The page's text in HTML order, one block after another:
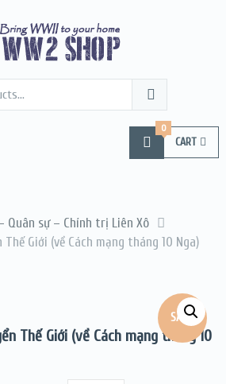
CART
0
Quân sự – Chính trị Liên Xô
Giới (về Cách mạng tháng 10 Nga)
SALE!
Thế Giới (về Cách mạng tháng 10